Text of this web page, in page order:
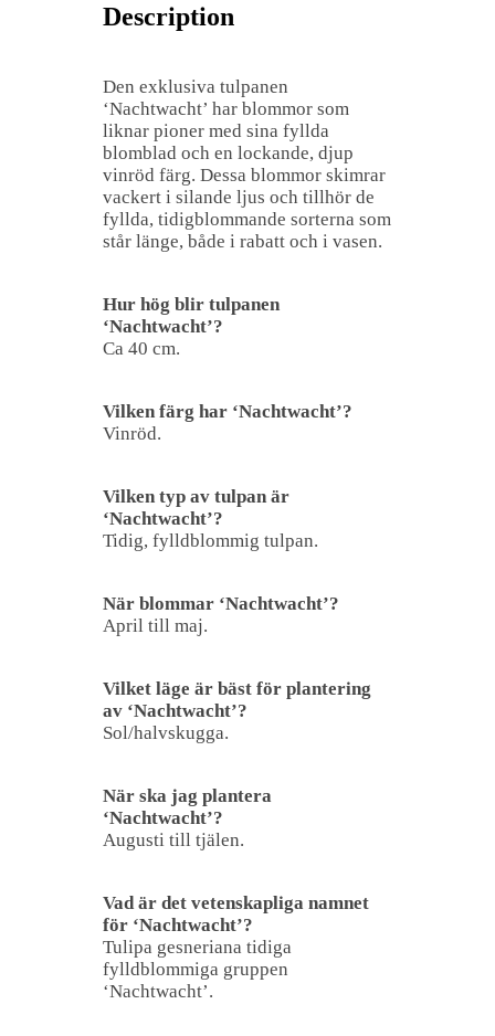
Description
Den exklusiva tulpanen
‘Nachtwacht’ har blommor som
liknar pioner med sina fyllda
blomblad och en lockande, djup
vinröd färg. Dessa blommor skimrar
vackert i silande ljus och tillhör de
fyllda, tidigblommande sorterna som
står länge, både i rabatt och i vasen.
Hur hög blir tulpanen
‘Nachtwacht’?
Ca 40 cm.
Vilken färg har ‘Nachtwacht’?
Vinröd.
Vilken typ av tulpan är
‘Nachtwacht’?
Tidig, fylldblommig tulpan.
När blommar ‘Nachtwacht’?
April till maj.
Vilket läge är bäst för plantering
av ‘Nachtwacht’?
Sol/halvskugga.
När ska jag plantera
‘Nachtwacht’?
Augusti till tjälen.
Vad är det vetenskapliga namnet
för ‘Nachtwacht’?
Tulipa gesneriana tidiga
fylldblommiga gruppen
‘Nachtwacht’.